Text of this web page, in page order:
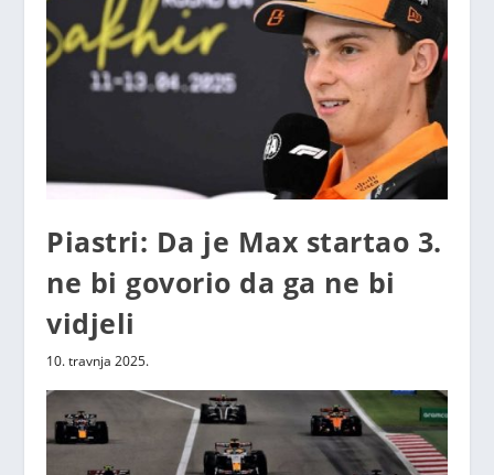
Piastri: Da je Max startao 3.
ne bi govorio da ga ne bi
vidjeli
10. travnja 2025.